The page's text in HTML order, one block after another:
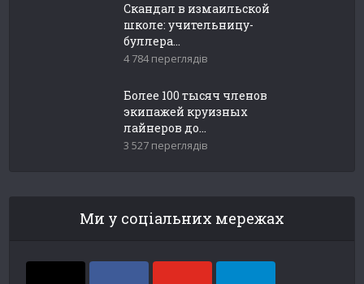
Скандал в измаильской
школе: учительницу-
буллера...
4 784 переглядів
Более 100 тысяч членов
экипажей круизных
лайнеров до...
3 527 переглядів
Ми у соціальних мережах